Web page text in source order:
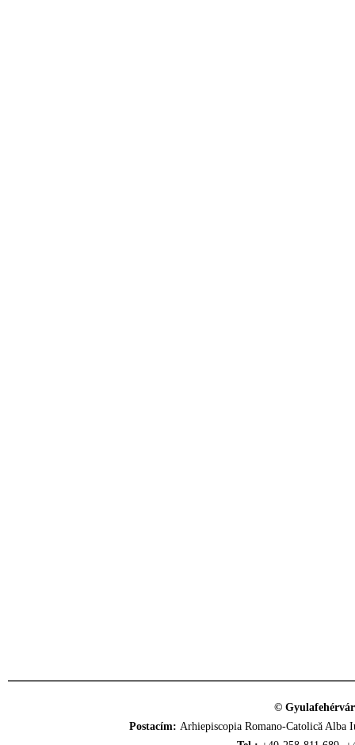
©
Postacím: Arhiepiscopia Romano-Catolică